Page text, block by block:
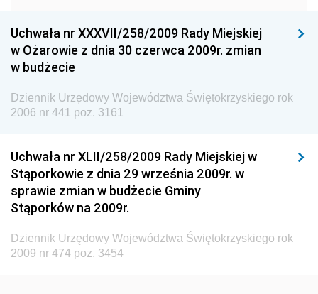
Dziennik Urzędowy Ministra Pracy i Polityki
Społecznej
Dziennik Urzędowy Urzędu Lotnictwa Cywilnego
Dziennik Urzędowy Ministerstwa Hutnictwa i
Przemysłu Maszynowego
Dziennik Urzędowy Ministerstwa Zdrowia i Opieki
Społecznej
Dziennik Urzędowy Ministerstwa Rolnictwa, Leśnictwa
i Gospodarki Żywnościowej
Uchwała nr XXXVII/258/2009 Rady Miejskiej
w Ożarowie z dnia 30 czerwca 2009r. zmian
w budżecie
Dziennik Urzędowy Województwa Świętokrzyskiego rok
2006 nr 441 poz. 3161
Uchwała nr XLII/258/2009 Rady Miejskiej w
Stąporkowie z dnia 29 września 2009r. w
sprawie zmian w budżecie Gminy
Stąporków na 2009r.
Dziennik Urzędowy Województwa Świętokrzyskiego rok
2009 nr 474 poz. 3454